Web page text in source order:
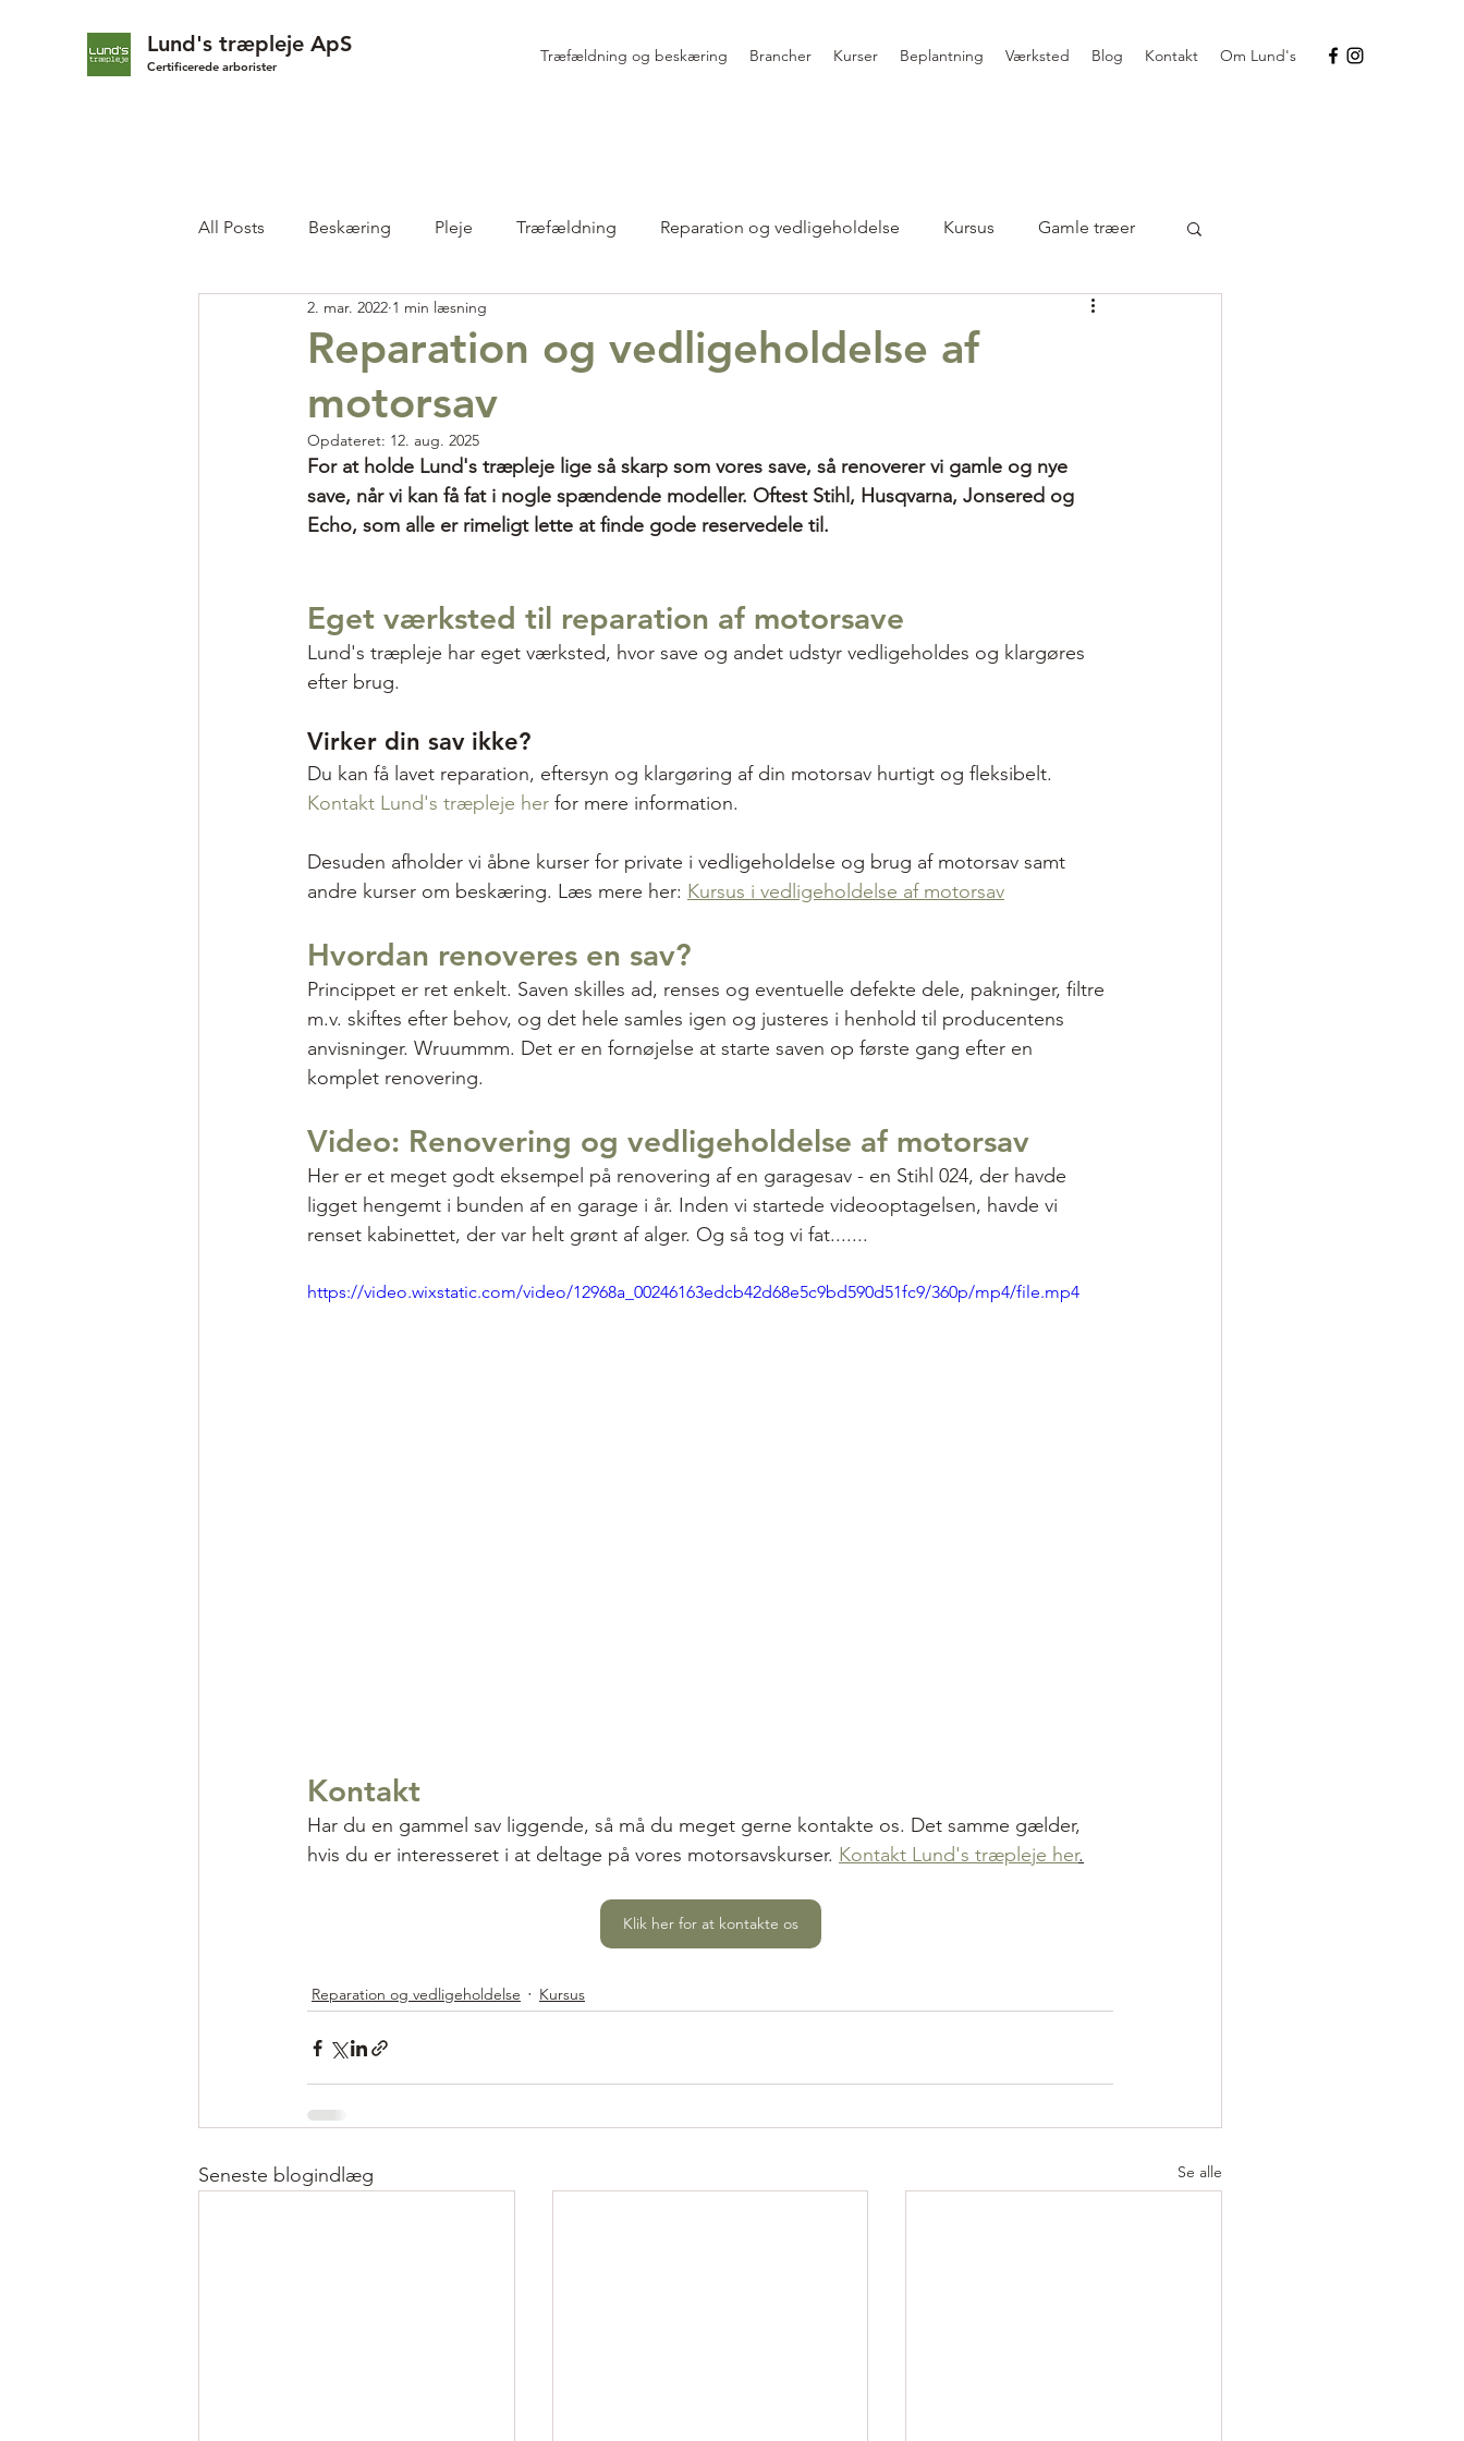
Lund's træpleje ApS
Certificerede arborister
Træfældning og beskæring Brancher Kurser Beplantning Værksted Blog Kontakt Om Lund's
All Posts Beskæring Pleje Træfældning Reparation og vedligeholdelse Kursus Gamle træer
Reparation og vedligeholdelse af
motorsav
2. mar. 2022 1 min læsning
Opdateret: 12. aug. 2025
For at holde Lund's træpleje lige så skarp som vores save, så renoverer vi gamle og nye
save, når vi kan få fat i nogle spændende modeller. Oftest Stihl, Husqvarna, Jonsered og
Echo, som alle er rimeligt lette at finde gode reservedele til.
Eget værksted til reparation af motorsave
Lund's træpleje har eget værksted, hvor save og andet udstyr vedligeholdes og klargøres
efter brug.
Virker din sav ikke?
Du kan få lavet reparation, eftersyn og klargøring af din motorsav hurtigt og fleksibelt.
Kontakt Lund's træpleje her for mere information.
Desuden afholder vi åbne kurser for private i vedligeholdelse og brug af motorsav samt
andre kurser om beskæring. Læs mere her: Kursus i vedligeholdelse af motorsav
Hvordan renoveres en sav?
Princippet er ret enkelt. Saven skilles ad, renses og eventuelle defekte dele, pakninger, filtre
m.v. skiftes efter behov, og det hele samles igen og justeres i henhold til producentens
anvisninger. Wruummm. Det er en fornøjelse at starte saven op første gang efter en
komplet renovering.
Video: Renovering og vedligeholdelse af motorsav
Her er et meget godt eksempel på renovering af en garagesav - en Stihl 024, der havde
ligget hengemt i bunden af en garage i år. Inden vi startede videooptagelsen, havde vi
renset kabinettet, der var helt grønt af alger. Og så tog vi fat.......
https://video.wixstatic.com/video/12968a_00246163edcb42d68e5c9bd590d51fc9/360p/mp4/file.mp4
Kontakt
Har du en gammel sav liggende, så må du meget gerne kontakte os. Det samme gælder,
hvis du er interesseret i at deltage på vores motorsavskurser. Kontakt Lund's træpleje her.
Klik her for at kontakte os
Reparation og vedligeholdelse Kursus
Seneste blogindlæg Se alle